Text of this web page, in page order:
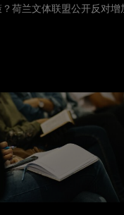
荷兰文体联盟公开反对增